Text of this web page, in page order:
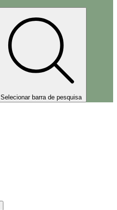
Selecionar barra de pesquisa